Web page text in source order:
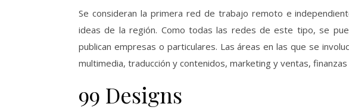
Se consideran la primera red de trabajo remoto e
ideas de la región. Como todas las redes de este tipo, se
publican empresas o particulares. Las áreas en las que se
multimedia, traducción y contenidos, marketing y ventas,
99 Designs